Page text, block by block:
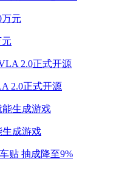
2.0正式开源
生成游戏